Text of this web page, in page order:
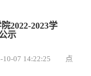
2022-2023学
示
07 14:22:25 点